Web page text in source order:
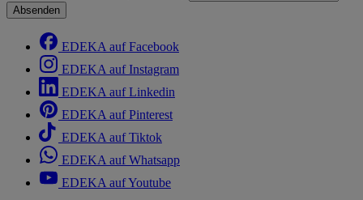
Absenden
EDEKA auf Facebook
EDEKA auf Instagram
EDEKA auf Linkedin
EDEKA auf Pinterest
EDEKA auf Tiktok
EDEKA auf Whatsapp
EDEKA auf Youtube